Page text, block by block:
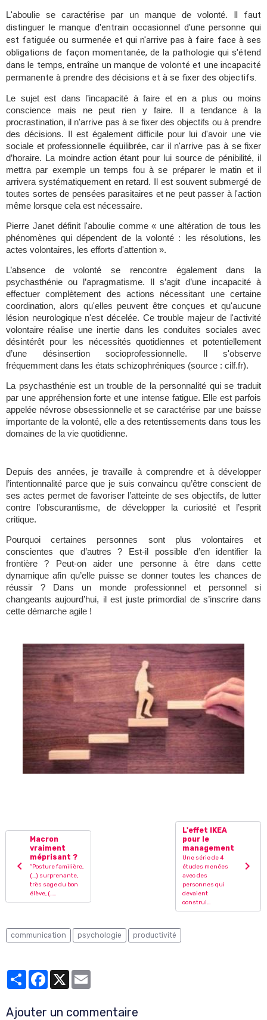
L'aboulie se caractérise par un manque de volonté. Il faut
distinguer le manque d'entrain occasionnel d'une personne qui
est fatiguée ou surmenée et qui n'arrive pas à faire face à ses
obligations de façon momentanée, de la pathologie qui s'étend
dans le temps, entraîne un manque de volonté et une incapacité
permanente à prendre des décisions et à se fixer des objectifs.
Le sujet est dans l’incapacité à faire et en a plus ou moins
conscience mais ne peut rien y faire. Il a tendance à la
procrastination, il n'arrive pas à se fixer des objectifs ou à prendre
des décisions. Il est également difficile pour lui d'avoir une vie
sociale et professionnelle équilibrée, car il n'arrive pas à se fixer
d’horaire. La moindre action étant pour lui source de pénibilité, il
mettra par exemple un temps fou à se préparer le matin et il
arrivera systématiquement en retard. Il est souvent submergé de
toutes sortes de pensées parasitaires et ne peut passer à l'action
même lorsque cela est nécessaire.
Pierre Janet définit l'aboulie comme « une altération de tous les
phénomènes qui dépendent de la volonté : les résolutions, les
actes volontaires, les efforts d'attention ».
L’absence de volonté se rencontre également dans la
psychasthénie ou l’apragmatisme. Il s’agit d’une incapacité à
effectuer complètement des actions nécessitant une certaine
coordination, alors qu'elles peuvent être conçues et qu'aucune
lésion neurologique n'est décelée. Ce trouble majeur de l'activité
volontaire réalise une inertie dans les conduites sociales avec
désintérêt pour les nécessités quotidiennes et potentiellement
d’une désinsertion socioprofessionnelle. Il s'observe
fréquemment dans les états schizophréniques (source : cilf.fr).
La psychasthénie est un trouble de la personnalité qui se traduit
par une appréhension forte et une intense fatigue. Elle est parfois
appelée névrose obsessionnelle et se caractérise par une baisse
importante de la volonté, elle a des retentissements dans tous les
domaines de la vie quotidienne.
Depuis des années, je travaille à comprendre et à développer
l’intentionnalité parce que je suis convaincu qu’être conscient de
ses actes permet de favoriser l’atteinte de ses objectifs, de lutter
contre l’obscurantisme, de développer la curiosité et l’esprit
critique.
Pourquoi certaines personnes sont plus volontaires et
conscientes que d’autres ? Est-il possible d’en identifier la
frontière ? Peut-on aider une personne à être dans cette
dynamique afin qu’elle puisse se donner toutes les chances de
réussir ? Dans un monde professionnel et personnel si
changeants aujourd’hui, il est juste primordial de s’inscrire dans
cette démarche agile !
Macron
vraiment
méprisant ?
“Posture familière,
(...) surprenante,
très sage du bon
élève, (.....
L'effet IKEA
pour le
management
Une série de 4
études menées
avec des
personnes qui
devaient
construi...
communication psychologie productivité
PartagerFacebook
X
Ajouter un commentaire